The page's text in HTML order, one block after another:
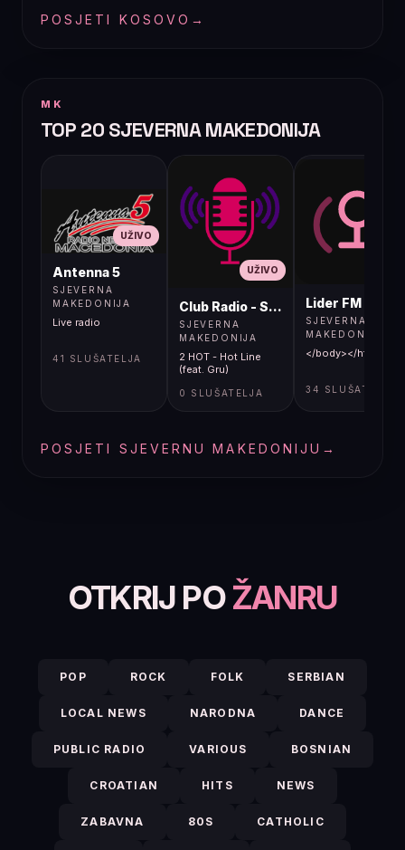
POSJETI KOSOVO →
MK
TOP 20 SJEVERNA MAKEDONIJA
UŽIVO
Antenna 5
SJEVERNA
MAKEDONIJA
Live radio
41 SLUŠATELJA
UŽIVO
Club Radio - Skopje, Mcedonia
SJEVERNA
MAKEDONIJA
2 HOT - Hot Line
(feat. Gru)
0 SLUŠATELJA
Lider FM 107,4
SJEVERNA
MAKEDONIJA
</body></html>
34 SLUŠATELJA
POSJETI SJEVERNU MAKEDONIJU →
OTKRIJ POŽANRU
POP ROCK FOLK SERBIAN
LOCAL NEWS NARODNA DANCE
PUBLIC RADIO VARIOUS BOSNIAN
CROATIAN HITS NEWS
ZABAVNA 80S CATHOLIC